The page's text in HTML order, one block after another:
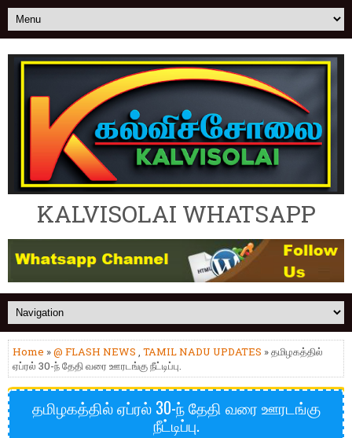
KALVISOLAI WHATSAPP
Home »@ FLASH NEWS , TAMIL NADU UPDATES » தமிழகத்தில்
ஏப்ரல் 30-ந் தேதி வரை ஊரடங்கு நீட்டிப்பு.
தமிழகத்தில் ஏப்ரல் 30-ந் தேதி வரை ஊரடங்கு
நீட்டிப்பு.